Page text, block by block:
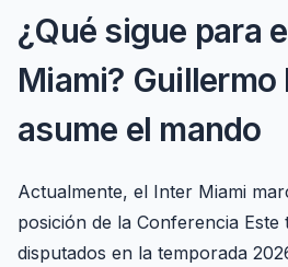
¿Qué sigue para
Miami? Guillermo
asume el mando
Actualmente, el Inter Miami
posición de la Conferencia Este
disputados en la temporada